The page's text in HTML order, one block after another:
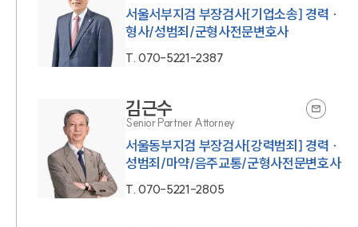
서울서부지검 부장검사[기업소송] 경력 ·
형사/성범죄/군형사전문변호사
T.070-5221-2387
김근수
Senior Partner Attorney
서울동부지검 부장검사[강력범죄] 경력 ·
성범죄/마약/음주교통/군형사전문변호사
T.070-5221-2805